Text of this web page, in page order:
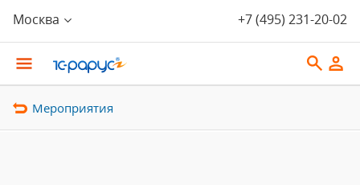
Москва +7 (495) 231-20-02
Мероприятия